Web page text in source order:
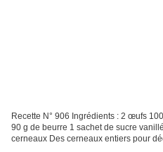
Recette N° 906 Ingrédients : 2 œufs
90 g de beurre 1 sachet de sucre
cerneaux Des cerneaux entiers pour